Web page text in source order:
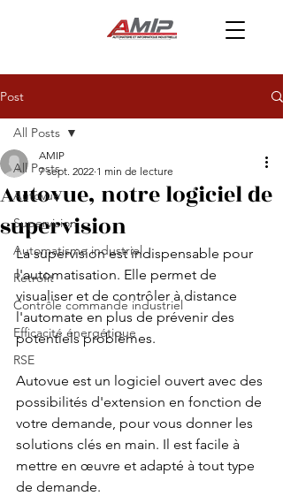
Post
All Posts
Autovue
Supervision
Automatisme industriel
Rétrofit
Contrôle commande industriel
Efficacité énergétique
RSE
All Posts
Autovue, notre logiciel de
supervision
AMIP
7 sept. 2022 1 min de lecture
La supervision est indispensable pour
l'automatisation. Elle permet de
visualiser et de contrôler à distance
l'automate en plus de prévenir des
potentiels problèmes.
Autovue est un logiciel ouvert avec des
possibilités d'extension en fonction de
votre demande, pour vous donner les
solutions clés en main. Il est facile à
mettre en œuvre et adapté à tout type
de demande.